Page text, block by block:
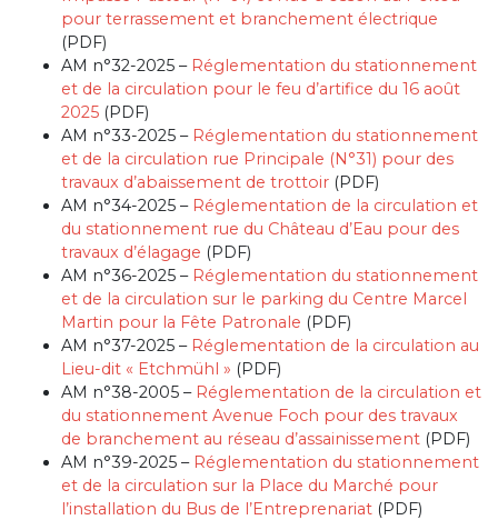
pour terrassement et branchement électrique
(PDF)
AM n°32-2025 – Réglementation du stationnement
et de la circulation pour le feu d’artifice du 16 août
2025 (PDF)
AM n°33-2025 – Réglementation du stationnement
et de la circulation rue Principale (N°31) pour des
travaux d’abaissement de trottoir (PDF)
AM n°34-2025 – Réglementation de la circulation et
du stationnement rue du Château d’Eau pour des
travaux d’élagage (PDF)
AM n°36-2025 – Réglementation du stationnement
et de la circulation sur le parking du Centre Marcel
Martin pour la Fête Patronale (PDF)
AM n°37-2025 – Réglementation de la circulation au
Lieu-dit « Etchmühl » (PDF)
AM n°38-2005 – Réglementation de la circulation et
du stationnement Avenue Foch pour des travaux
de branchement au réseau d’assainissement (PDF)
AM n°39-2025 – Réglementation du stationnement
et de la circulation sur la Place du Marché pour
l’installation du Bus de l’Entreprenariat (PDF)